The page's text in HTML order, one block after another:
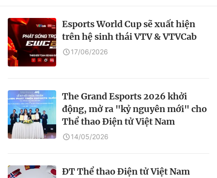
Esports World Cup sẽ xuất hiện
trên hệ sinh thái VTV & VTVCab
17/06/2026
The Grand Esports 2026 khởi
động, mở ra "kỷ nguyên mới" cho
Thể thao Điện tử Việt Nam
14/05/2026
ĐT Thể thao Điện tử Việt Nam